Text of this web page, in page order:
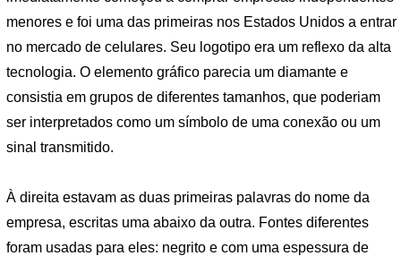
menores e foi uma das primeiras nos Estados Unidos a entrar
no mercado de celulares. Seu logotipo era um reflexo da alta
tecnologia. O elemento gráfico parecia um diamante e
consistia em grupos de diferentes tamanhos, que poderiam
ser interpretados como um símbolo de uma conexão ou um
sinal transmitido.
À direita estavam as duas primeiras palavras do nome da
empresa, escritas uma abaixo da outra. Fontes diferentes
foram usadas para eles: negrito e com uma espessura de